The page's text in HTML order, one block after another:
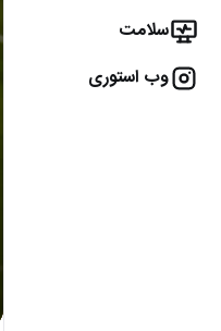
سلامت
وب استوری